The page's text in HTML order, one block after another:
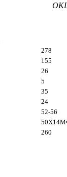
278
155
26
5
35
24
52-56
260